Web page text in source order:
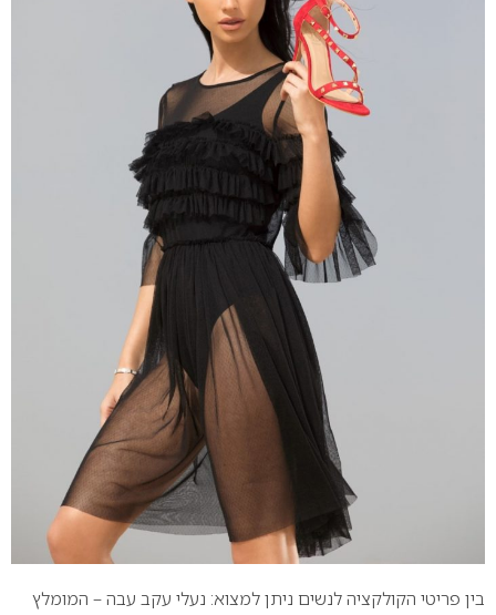
בין פריטי הקולקציה לנשים ניתן למצוא: נעלי עקב עבה – המומלץ